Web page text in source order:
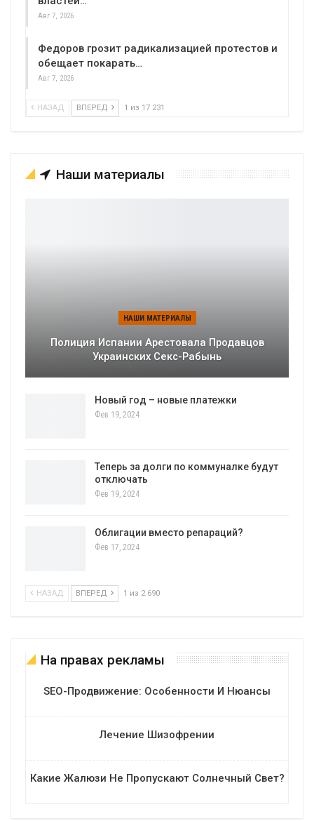
Авг 7, 2026
Федоров грозит радикализацией протестов и
обещает покарать…
Авг 7, 2026
НАЗАД ВПЕРЕД 1 из 17 231
Наши материалы
НАШИ МАТЕРИАЛЫ
Полиция Испании Арестовала Продавцов
Украинских Секс-Рабынь
Новый год – новые платежки
Фев 19, 2024
Теперь за долги по коммуналке будут
отключать
Фев 19, 2024
Облигации вместо репараций?
Фев 17, 2024
НАЗАД ВПЕРЕД 1 из 2 690
На правах рекламы
SEO-Продвижение: Особенности И Нюансы
Лечение Шизофрении
Какие Жалюзи Не Пропускают Солнечный Свет?